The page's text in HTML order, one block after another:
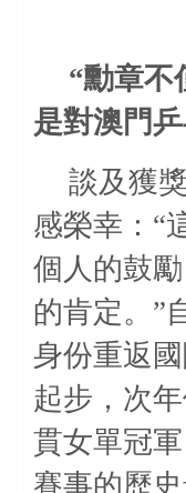
“勳章不
是對澳門
談及獲
感榮幸：“
個人的鼓
的肯定。 ”
身份重返
起步，次
貫女單冠
賽事的歷